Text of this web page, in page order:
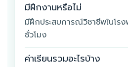
มีฝึกงานหรือไม่
มีฝึกประสบการณ์วิชาชีพในโร
ชั่วโมง
ค่าเรียนรวมอะไรบ้าง